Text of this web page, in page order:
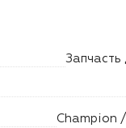
Запчасть
Champion